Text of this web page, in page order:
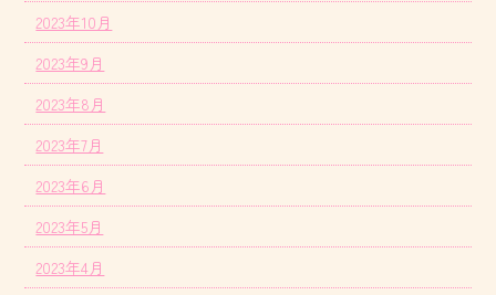
2023年10月
2023年9月
2023年8月
2023年7月
2023年6月
2023年5月
2023年4月